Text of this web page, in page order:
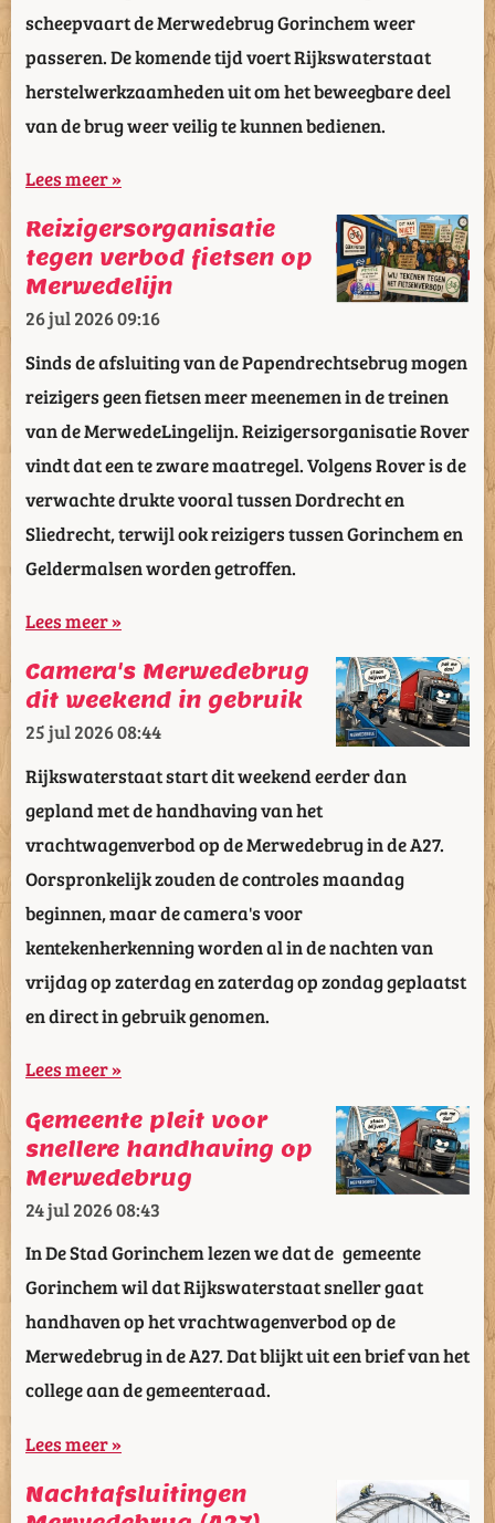
scheepvaart de Merwedebrug Gorinchem weer
passeren. De komende tijd voert Rijkswaterstaat
herstelwerkzaamheden uit om het beweegbare deel
van de brug weer veilig te kunnen bedienen.
Lees meer »
Reizigersorganisatie
tegen verbod fietsen op
Merwedelijn
26 jul 202609:16
Sinds de afsluiting van de Papendrechtsebrug mogen
reizigers geen fietsen meer meenemen in de treinen
van de MerwedeLingelijn. Reizigersorganisatie Rover
vindt dat een te zware maatregel. Volgens Rover is de
verwachte drukte vooral tussen Dordrecht en
Sliedrecht, terwijl ook reizigers tussen Gorinchem en
Geldermalsen worden getroffen.
Lees meer »
Camera's Merwedebrug
dit weekend in gebruik
25 jul 202608:44
Rijkswaterstaat start dit weekend eerder dan
gepland met de handhaving van het
vrachtwagenverbod op de Merwedebrug in de A27.
Oorspronkelijk zouden de controles maandag
beginnen, maar de camera's voor
kentekenherkenning worden al in de nachten van
vrijdag op zaterdag en zaterdag op zondag geplaatst
en direct in gebruik genomen.
Lees meer »
Gemeente pleit voor
snellere handhaving op
Merwedebrug
24 jul 202608:43
In De Stad Gorinchem lezen we dat de gemeente
Gorinchem wil dat Rijkswaterstaat sneller gaat
handhaven op het vrachtwagenverbod op de
Merwedebrug in de A27. Dat blijkt uit een brief van het
college aan de gemeenteraad.
Lees meer »
Nachtafsluitingen